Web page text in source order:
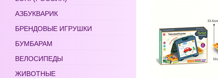
АЗБУКВАРИК
БРЕНДОВЫЕ ИГРУШКИ
БУМБАРАМ
ВЕЛОСИПЕДЫ
ЖИВОТНЫЕ